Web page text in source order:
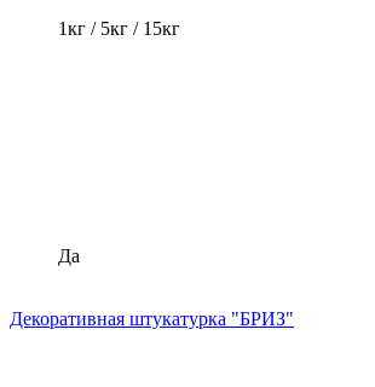
1кг / 5кг / 15кг
Да
Декоративная штукатурка "БРИЗ"